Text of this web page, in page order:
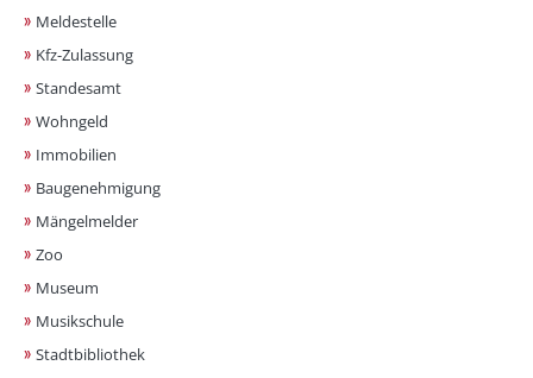
Meldestelle
Kfz-Zulassung
Standesamt
Wohngeld
Immobilien
Baugenehmigung
Mängelmelder
Zoo
Museum
Musikschule
Stadtbibliothek